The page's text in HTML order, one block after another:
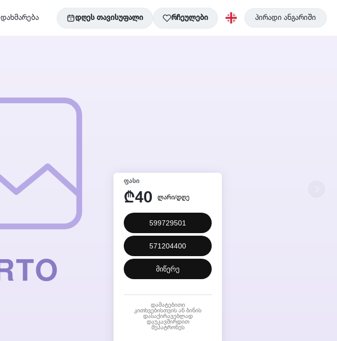
დახმარება დღეს თავისუფალი რჩეულები პირადი ანგარიში
ᲤᲐᲡᲘ
₾40 ლარი/დღე
599729501
571204400
მიწერე
დამატებითი
კითხვებისთვის ან ბინის
დასაქირავებლად
დაუკავშირდით
მეპატრონეს